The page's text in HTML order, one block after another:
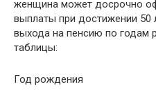
женщина может досрочно
выплаты при достижении 50
выхода на пенсию по годам
таблицы:
Год рождения